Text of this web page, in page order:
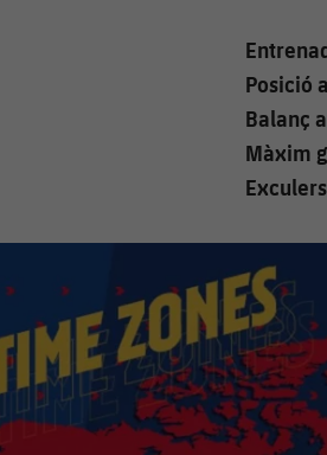
Posició
Balanç
Màxim